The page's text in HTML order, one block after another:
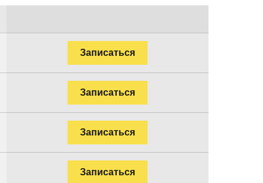
Записаться
Записаться
Записаться
Записаться